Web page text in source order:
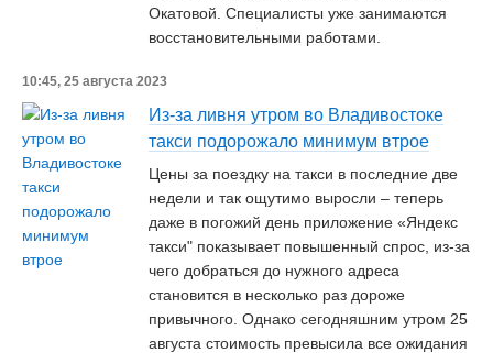
Окатовой. Специалисты уже занимаются
восстановительными работами.
10:45, 25 августа 2023
Из-за ливня утром во Владивостоке
такси подорожало минимум втрое
Цены за поездку на такси в последние две
недели и так ощутимо выросли – теперь
даже в погожий день приложение «Яндекс
такси" показывает повышенный спрос, из-за
чего добраться до нужного адреса
становится в несколько раз дороже
привычного. Однако сегодняшним утром 25
августа стоимость превысила все ожидания